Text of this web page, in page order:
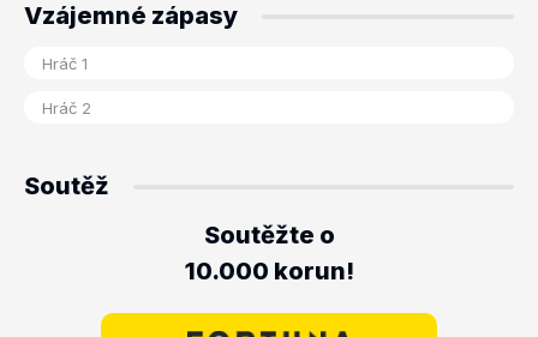
Vzájemné zápasy
Soutěž
Soutěžte o
10.000 korun!